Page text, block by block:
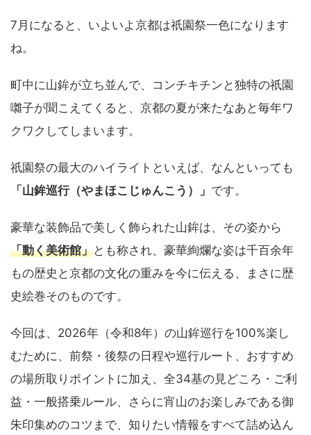
7月になると、いよいよ京都は祇園祭一色になります
ね。
町中に山鉾が立ち並んで、コンチキチンと独特の祇園
囃子が聞こえてくると、京都の夏が来たなあと毎年ワ
クワクしてしまいます。
祇園祭の最大のハイライトといえば、なんといっても
「山鉾巡行（やまほこじゅんこう）」 です。
豪華な装飾品で美しく飾られた山鉾は、その姿から
「動く美術館」とも称され、豪華絢爛な姿は千百余年
もの歴史と京都の文化の重みを今に伝える、まさに歴
史絵巻そのものです。
今回は、2026年（令和8年）の山鉾巡行を100%楽し
むために、前祭・後祭の日程や巡行ルート、おすすめ
の場所取りポイントに加え、全34基の見どころ・ご利
益・一般搭乗ルール、さらに宵山のお楽しみである御
朱印集めのコツまで、知りたい情報をすべて詰め込ん